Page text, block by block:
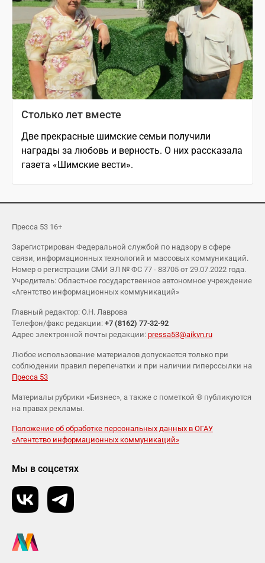
Столько лет вместе
Две прекрасные шимские семьи получили
награды за любовь и верность. О них рассказала
газета «Шимские вести».
Пресса 53 16+
Зарегистрирован Федеральной службой по надзору в сфере
связи, информационных технологий и массовых коммуникаций.
Номер о регистрации СМИ ЭЛ № ФС 77 - 83705 от 29.07.2022 года.
Учредитель: Областное государственное автономное учреждение
«Агентство информационных коммуникаций»
Главный редактор: О.Н. Лаврова
Телефон/факс редакции: +7 (8162) 77-32-92
Адрес электронной почты редакции: pressa53@aikvn.ru
Любое использование материалов допускается только при
соблюдении правил перепечатки и при наличии гиперссылки на
Пресса 53
Материалы рубрики «Бизнес», а также с пометкой ® публикуются
на правах рекламы.
Положение об обработке персональных данных в ОГАУ
«Агентство информационных коммуникаций»
Мы в соцсетях